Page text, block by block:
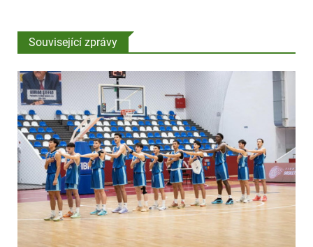
Související zprávy